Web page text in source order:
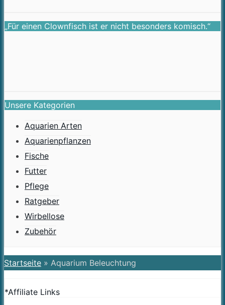
„Für einen Clownfisch ist er nicht besonders komisch.“
Unsere Kategorien
Aquarien Arten
Aquarienpflanzen
Fische
Futter
Pflege
Ratgeber
Wirbellose
Zubehör
Startseite » Aquarium Beleuchtung
*Affiliate Links